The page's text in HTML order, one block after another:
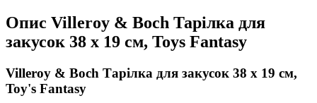
Опис Villeroy & Boch Тарілка для
закусок 38 х 19 см, Toys Fantasy
Villeroy & Boch Тарілка для закусок 38 х 19 см,
Toy's Fantasy